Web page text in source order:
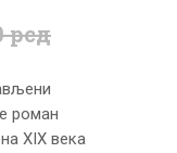
рсд
роман
XIX века